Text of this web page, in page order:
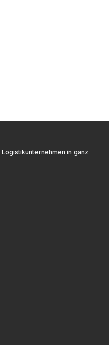
in ganz